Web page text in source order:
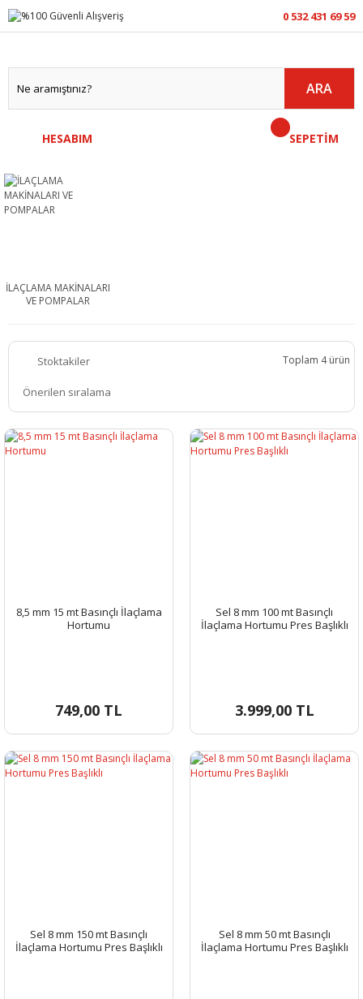
0 532 431 69 59
ARA
HESABIM SEPETİM
İLAÇLAMA MAKİNALARI
VE POMPALAR
Stoktakiler Toplam 4 ürün
8,5 mm 15 mt Basınçlı İlaçlama
Hortumu
749,00 TL
Sel 8 mm 100 mt Basınçlı
İlaçlama Hortumu Pres Başlıklı
3.999,00 TL
Sel 8 mm 150 mt Basınçlı
İlaçlama Hortumu Pres Başlıklı
Sel 8 mm 50 mt Basınçlı
İlaçlama Hortumu Pres Başlıklı